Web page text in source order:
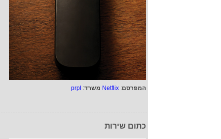
המפרסם:
Netflix משרד:
prpl
כתום שירות